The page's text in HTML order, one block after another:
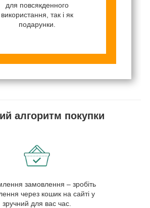
для повсякденного
використання, так і як
подарунки.
алгоритм покупки
замовлення – зробіть
через кошик на сайті у
зручний для вас час.